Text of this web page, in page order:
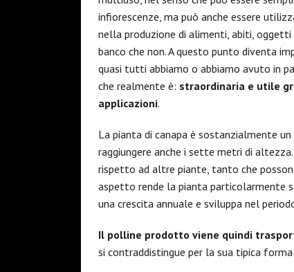
infiorescenze, ma può anche essere
nella produzione di alimenti, abiti,
banco che non. A questo punto diventa
quasi tutti abbiamo o abbiamo avuto in
che realmente è: straordinaria e utile
applicazioni.
La pianta di canapa è sostanzialmente un
raggiungere anche i sette metri di
rispetto ad altre piante, tanto che
aspetto rende la pianta particolarmente
una crescita annuale e sviluppa nel
Il polline prodotto viene quindi
si contraddistingue per la sua tipica